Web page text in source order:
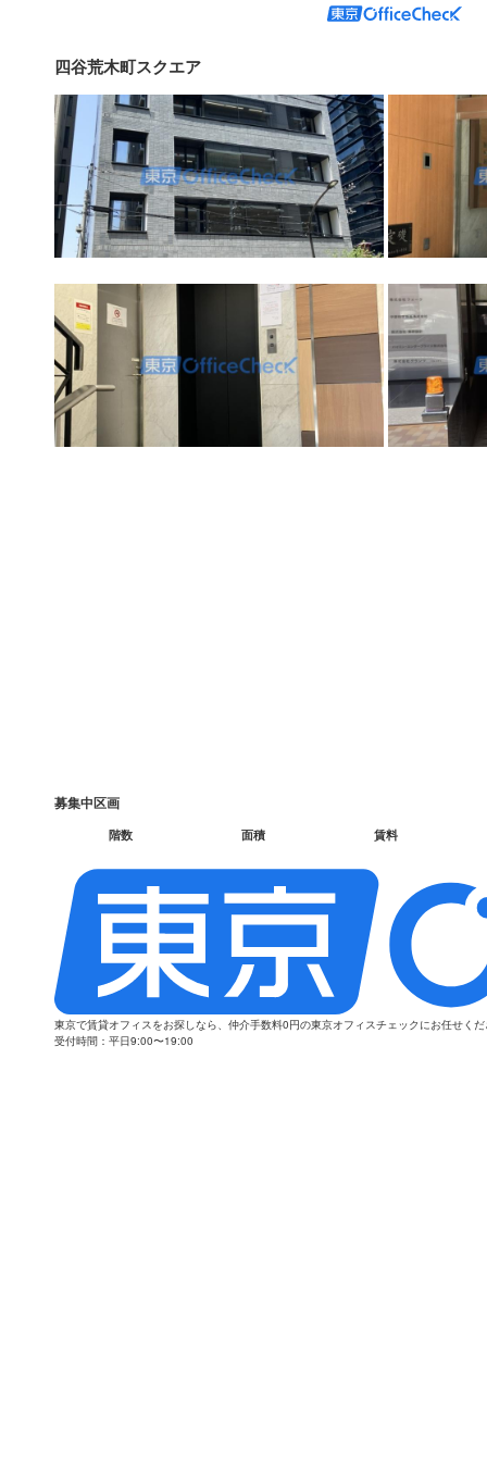
四谷荒木町スクエア
募集中区画
階数 面積 賃料
東京で賃貸オフィスをお探しなら、仲介手数料0円の東京オフィスチェックにお任せく
受付時間：平日9:00〜19:00